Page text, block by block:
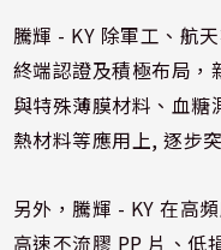
騰輝 - KY 除軍工、航
終端認證及積極布局，
與特殊薄膜材料、血糖
熱材料等應用上, 逐步
另外，騰輝 - KY 在高
高速不流膠 PP 片、低